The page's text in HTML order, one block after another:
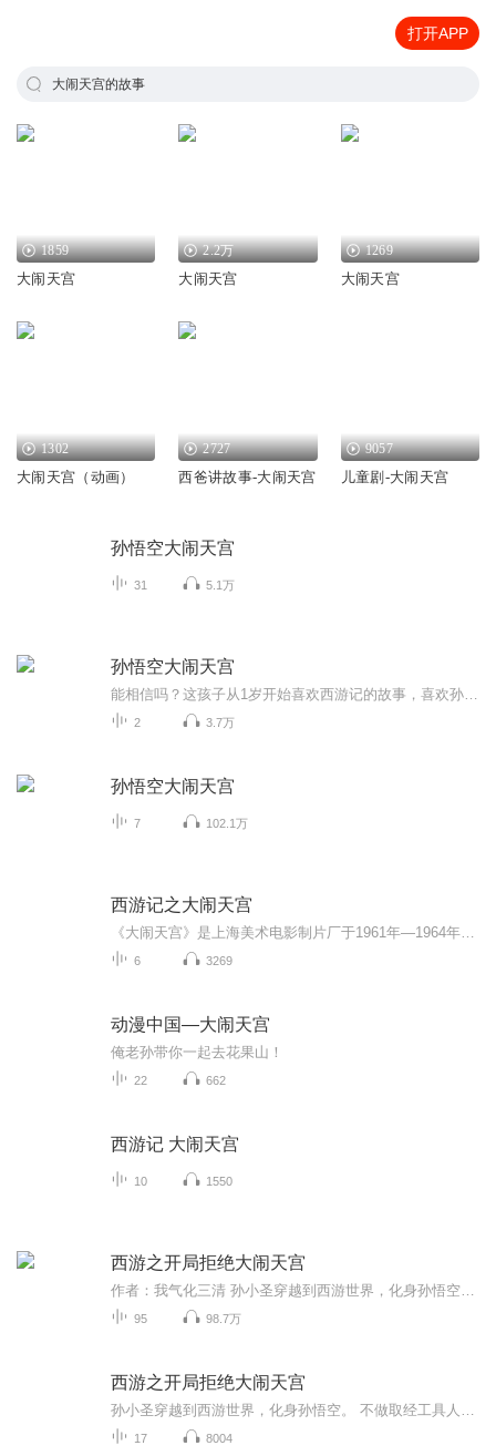
打开APP
大闹天宫的故事
1859
大闹天宫
2.2万
大闹天宫
1269
大闹天宫
1302
大闹天宫（动画）
2727
西爸讲故事-大闹天宫
9057
儿童剧-大闹天宫
孙悟空大闹天宫
31 5.1万
孙悟空大闹天宫
2 3.7万
孙悟空大闹天宫
7 102.1万
西游记之大闹天宫
6 3269
动漫中国—大闹天宫
俺老孙带你一起去花果山！
22 662
西游记 大闹天宫
10 1550
西游之开局拒绝大闹天宫
95 98.7万
西游之开局拒绝大闹天宫
17 8004